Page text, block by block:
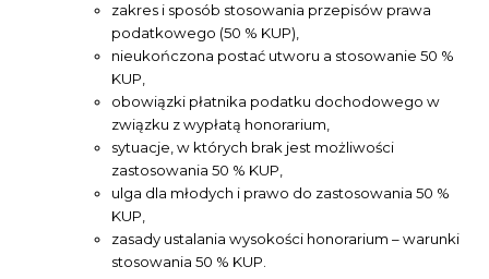
zakres i sposób stosowania przepisów prawa
podatkowego (50 % KUP),
nieukończona postać utworu a stosowanie 50 %
KUP,
obowiązki płatnika podatku dochodowego w
związku z wypłatą honorarium,
sytuacje, w których brak jest możliwości
zastosowania 50 % KUP,
ulga dla młodych i prawo do zastosowania 50 %
KUP,
zasady ustalania wysokości honorarium – warunki
stosowania 50 % KUP.